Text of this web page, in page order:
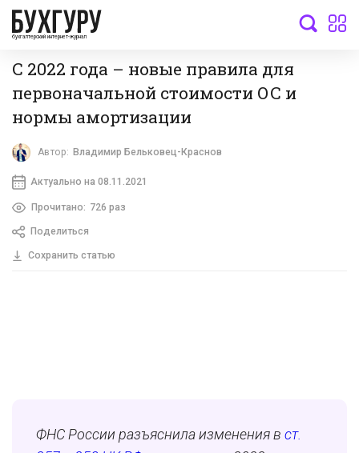
бухгалтерский интернет-журнал
С 2022 года – новые правила для
первоначальной стоимости ОС и
нормы амортизации
Автор: Владимир Бельковец-Краснов
Актуально на 08.11.2021
Прочитано: 726 раз
Поделиться
Сохранить статью
ФНС России разъяснила изменения в ст.